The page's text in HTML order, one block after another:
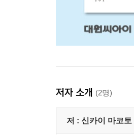
저자 소개 (2명)
저 : 신카이 마코토